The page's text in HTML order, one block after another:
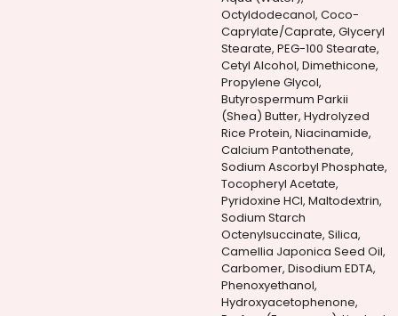
Octyldodecanol, Coco-
Caprylate/Caprate, Glyceryl
Stearate, PEG-100 Stearate,
Cetyl Alcohol, Dimethicone,
Propylene Glycol,
Butyrospermum Parkii
(Shea) Butter, Hydrolyzed
Rice Protein, Niacinamide,
Calcium Pantothenate,
Sodium Ascorbyl Phosphate,
Tocopheryl Acetate,
Pyridoxine HCl, Maltodextrin,
Sodium Starch
Octenylsuccinate, Silica,
Camellia Japonica Seed Oil,
Carbomer, Disodium EDTA,
Phenoxyethanol,
Hydroxyacetophenone,